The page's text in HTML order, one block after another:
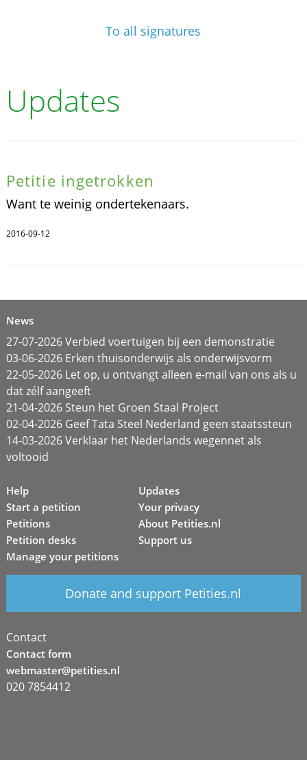
To all signatures
Updates
Petitie ingetrokken
Want te weinig ondertekenaars.
2016-09-12
News
27-07-2026 Verbied voertuigen bij een demonstratie
03-06-2026 Erken thuisonderwijs als onderwijsvorm
22-05-2026 Let op, u ontvangt alleen e-mail van ons als u
dat zélf aangeeft
21-04-2026 Steun het Groen Staal Project
02-04-2026 Geef Tata Steel Nederland geen staatssteun
14-03-2026 Verklaar het Nederlands wegennet als
voltooid
Help
Start a petition
Petitions
Petition desks
Manage your petitions
Updates
Your privacy
About Petities.nl
Support us
Donate and support Petities.nl
Contact
Contact form
webmaster@petities.nl
020 7854412